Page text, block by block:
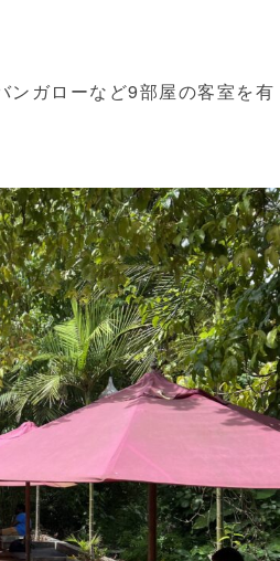
ンガローなど9部屋の客室を有